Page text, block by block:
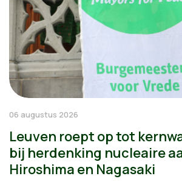
06 augustus 2026
Leuven roept op tot
bij herdenking nucleaire
Hiroshima en Nagasaki